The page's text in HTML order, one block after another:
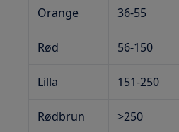
Orange 36-55
Rød 56-150
Lilla 151-250
Rødbrun >250